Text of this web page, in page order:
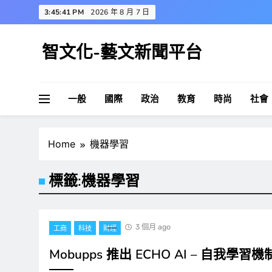
to
3:45:42 PM 2026 年 8 月 7 日
智文化-藝文新聞平台
一般 國際 政治 教育 時尚 社會
Home 機器學習
標籤:機器學習
工商 科技 財經 3 個月 ago
Mobupps 推出 ECHO AI – 自我學習機